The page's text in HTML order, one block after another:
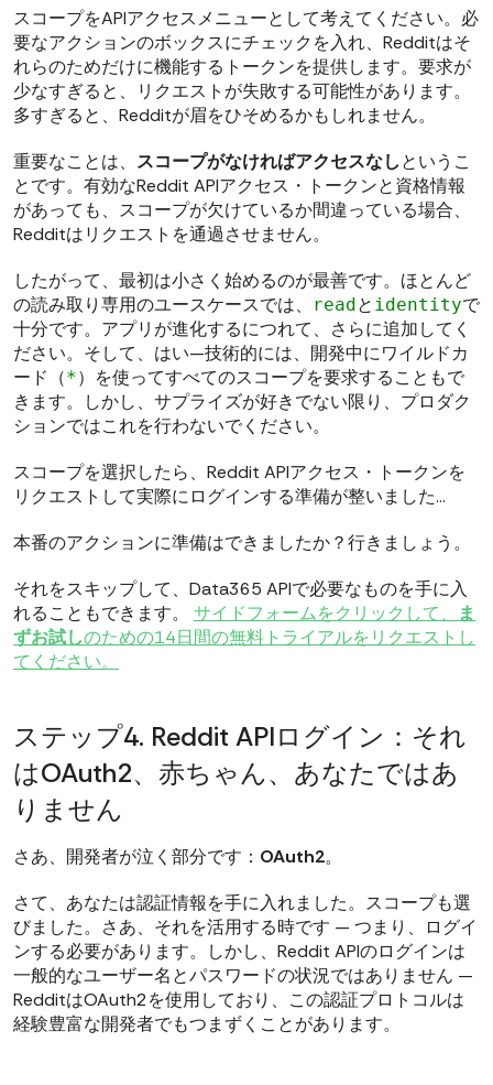
スコープをAPIアクセスメニューとして考えてください。必
要なアクションのボックスにチェックを入れ、Redditはそ
れらのためだけに機能するトークンを提供します。要求が
少なすぎると、リクエストが失敗する可能性があります。
多すぎると、Redditが眉をひそめるかもしれません。
重要なことは、 スコープがなければアクセスなしというこ
とです。有効なReddit APIアクセス・トークンと資格情報
があっても、スコープが欠けているか間違っている場合、
Redditはリクエストを通過させません。
したがって、最初は小さく始めるのが最善です。ほとんど
の読み取り専用のユースケースでは、
readと identityで
十分です。アプリが進化するにつれて、さらに追加してく
ださい。そして、はい—技術的には、開発中にワイルドカ
ード（*）を使ってすべてのスコープを要求することもで
きます。しかし、サプライズが好きでない限り、プロダク
ションではこれを行わないでください。
スコープを選択したら、Reddit APIアクセス・トークンを
リクエストして実際にログインする準備が整いました…
本番のアクションに準備はできましたか？行きましょう。
それをスキップして、Data365 APIで必要なものを手に入
れることもできます。 サイドフォームをクリックして、
ま
ずお試しのための14日間の無料トライアルをリクエストし
てください。
ステップ4. Reddit APIログイン：それ
はOAuth2、赤ちゃん、あなたではあ
りません
さあ、開発者が泣く部分です： OAuth2。
さて、あなたは認証情報を手に入れました。スコープも選
びました。さあ、それを活用する時です — つまり、ログイ
ンする必要があります。しかし、Reddit APIのログインは
一般的なユーザー名とパスワードの状況ではありません —
RedditはOAuth2を使用しており、この認証プロトコルは
経験豊富な開発者でもつまずくことがあります。